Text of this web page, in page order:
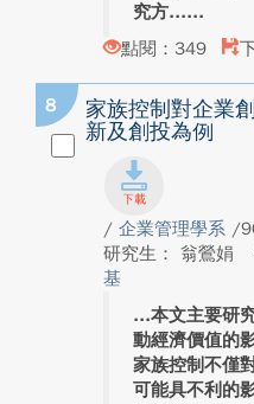
究方...
點閱：349
8
家族控制對企業
新及創投為例
/ 企業管理學系 /
研究生： 翁鶯娟
基
本文主要研
動經濟價值的
家族控制不僅
可能具不利的